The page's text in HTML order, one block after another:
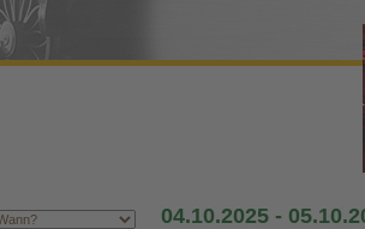
04.10.2025 -